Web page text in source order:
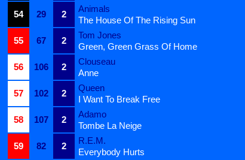
54
29 2
Animals
The House Of The Rising Sun
55
67 2
Tom Jones
Green, Green Grass Of Home
56
106 2
Clouseau
Anne
57
102 2
Queen
I Want To Break Free
58
107 2
Adamo
Tombe La Neige
59
82 2
R.E.M.
Everybody Hurts